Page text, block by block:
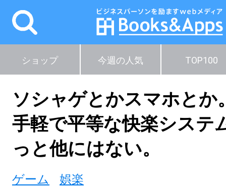
ショップ 今週の人気 TOP100
ソシャゲとかスマホとか
手軽で平等な快楽システ
っと他にはない。
ゲーム
娯楽